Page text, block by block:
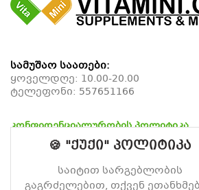
სამუშაო საათები:
ყოველდღე: 10.00-20.00
ტელეფონი: 557651166
კონფიდენციალურობის პოლიტიკა
დაბრუნების პოლიტიკა
მიწოდების პოლიტიკა
🍪 "ქუქი" პოლიტიკა
საიტით სარგებლობის
გაგრძელებით, თქვენ